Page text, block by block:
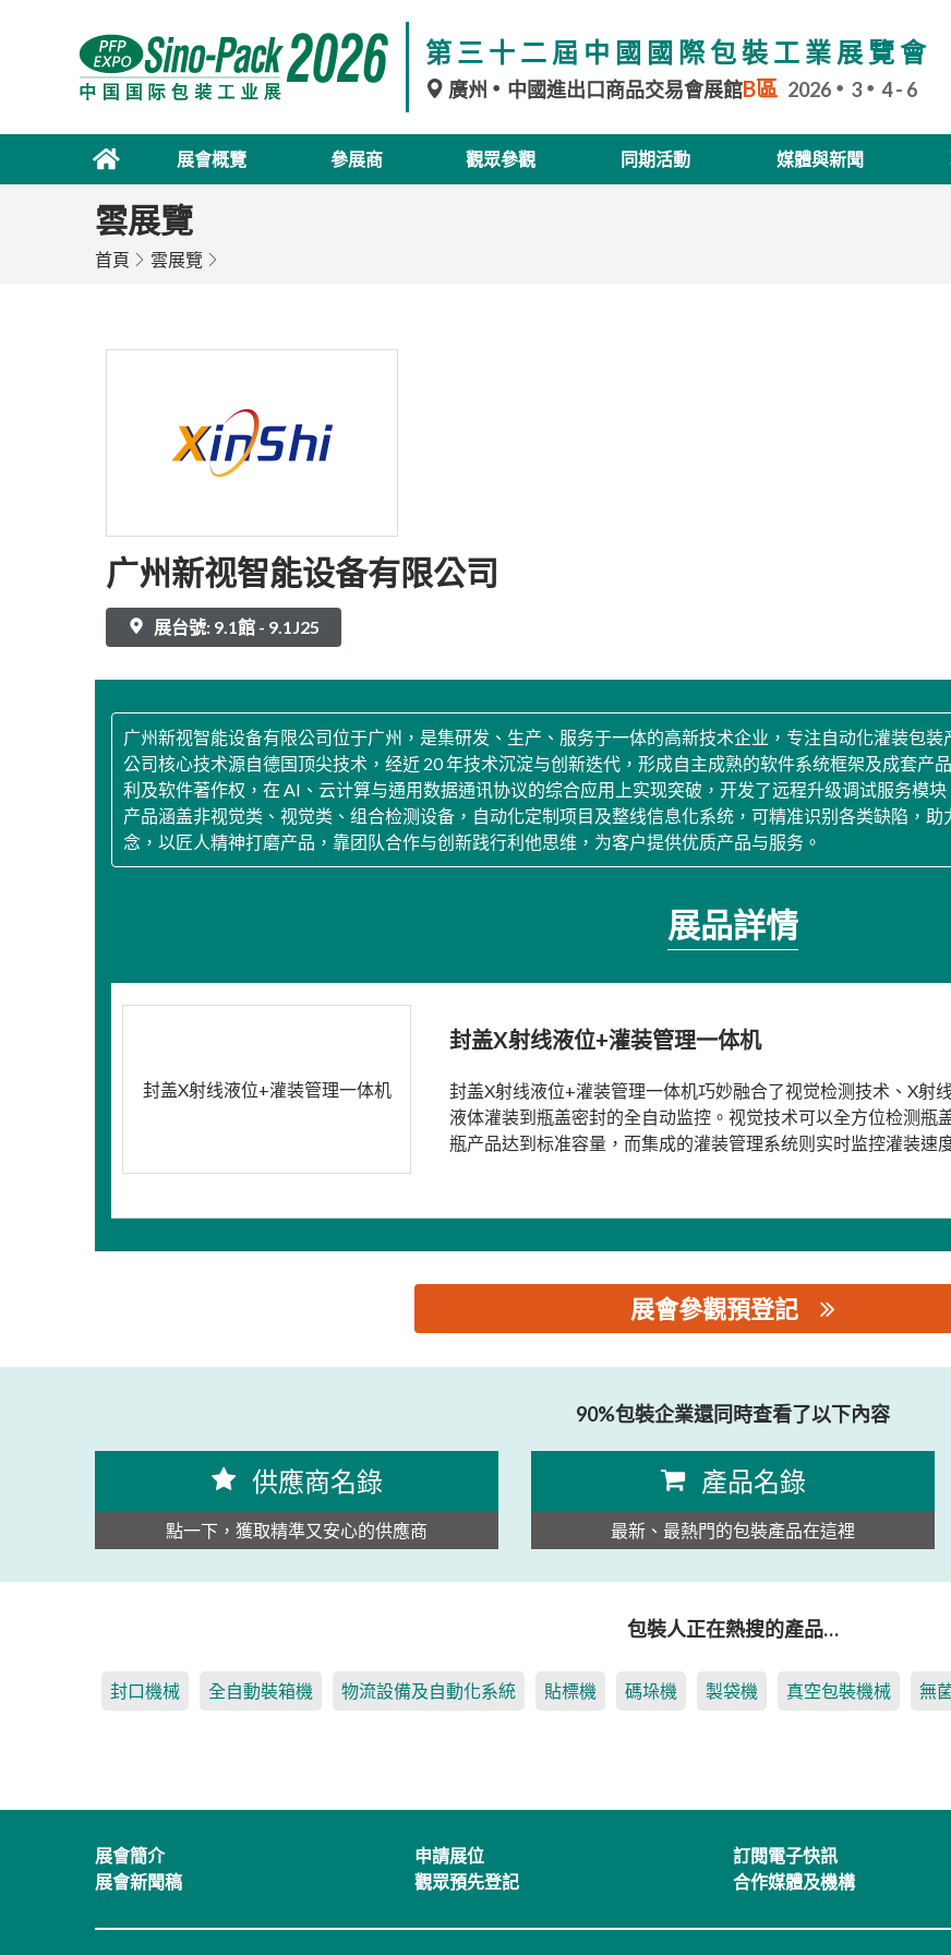
第三十二屆中國國際包裝工業展覽會
廣州 中國進出口商品交易會展館B區 2026 3 4 - 6
展會概覽 參展商 觀眾參觀 同期活動 媒體與新聞
雲展覽
首頁 雲展覽
广州新视智能设备有限公司
展台號: 9.1館 - 9.1J25
广州新视智能设备有限公司位于广州，是集研发、生产、服务于一体的高新技术企业，专注自动化灌装包装
公司核心技术源自德国顶尖技术，经近 20 年技术沉淀与创新迭代，形成自主成熟的软件系统框架及成套产
利及软件著作权，在 AI、云计算与通用数据通讯协议的综合应用上实现突破，开发了远程升级调试服务模块
产品涵盖非视觉类、视觉类、组合检测设备，自动化定制项目及整线信息化系统，可精准识别各类缺陷，助
念，以匠人精神打磨产品，靠团队合作与创新践行利他思维，为客户提供优质产品与服务。
展品詳情
封盖X射线液位+灌装管理一体机
封盖X射线液位+灌装管理一体机
封盖X射线液位+灌装管理一体机巧妙融合了视觉检测技术、X射
液体灌装到瓶盖密封的全自动监控。视觉技术可以全方位检测瓶
瓶产品达到标准容量，而集成的灌装管理系统则实时监控灌装速
展會參觀預登記
90%包裝企業還同時查看了以下內容
供應商名錄
點一下，獲取精準又安心的供應商
產品名錄
最新、最熱門的包裝產品在這裡
包裝人正在熱搜的產品…
封口機械 全自動裝箱機 物流設備及自動化系統 貼標機 碼垛機 製袋機 真空包裝機械 無
展會簡介
展會新聞稿
申請展位
觀眾預先登記
訂閱電子快訊
合作媒體及機構